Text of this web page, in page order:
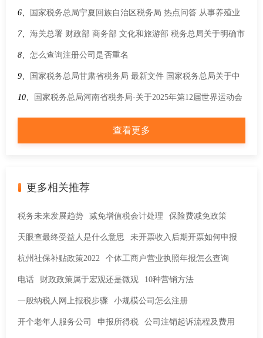
产品增值税 进项税额核定扣除办法的公告
6、 国家税务总局宁夏回族自治区税务局 热点问答 从事养殖业
企业所得税有什么优惠政策？
7、 海关总署 财政部 商务部 文化和旅游部 税务总局关于明确市
内免税店经营品种的公告
8、 怎么查询注册公司是否重名
9、 国家税务总局甘肃省税务局 最新文件 国家税务总局关于中
国与刚果 （布）、安哥拉、卢旺达等国双边税收协定及议定书
生效执行的公告
10、 国家税务总局河南省税务局-关于2025年第12届世界运动会
税收政策的通知
查看更多
更多相关推荐
税务未来发展趋势 减免增值税会计处理 保险费减免政策
天眼查最终受益人是什么意思 未开票收入后期开票如何申报
杭州社保补贴政策2022 个体工商户营业执照年报怎么查询
电话 财政政策属于宏观还是微观 10种营销方法
一般纳税人网上报税步骤 小规模公司怎么注册
开个老年人服务公司 申报所得税 公司注销起诉流程及费用